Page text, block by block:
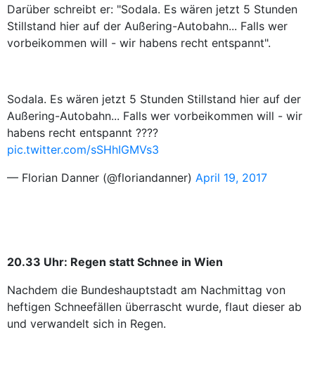
Darüber schreibt er: "Sodala. Es wären jetzt 5 Stunden
Stillstand hier auf der Außering-Autobahn... Falls wer
vorbeikommen will - wir habens recht entspannt".
Sodala. Es wären jetzt 5 Stunden Stillstand hier auf der
Außering-Autobahn... Falls wer vorbeikommen will - wir
habens recht entspannt ????
pic.twitter.com/sSHhIGMVs3
— Florian Danner (@floriandanner) April 19, 2017
20.33 Uhr: Regen statt Schnee in Wien
Nachdem die Bundeshauptstadt am Nachmittag von
heftigen Schneefällen überrascht wurde, flaut dieser ab
und verwandelt sich in Regen.